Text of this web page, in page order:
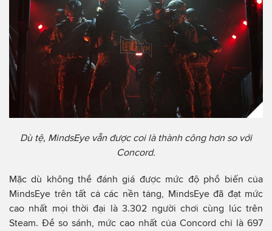
Dù tệ, MindsEye vẫn được coi là thành công hơn so với
Concord.
Mặc dù không thể đánh giá được mức độ phổ biến của
MindsEye trên tất cả các nền tảng, MindsEye đã đạt mức
cao nhất mọi thời đại là 3.302 người chơi cùng lúc trên
Steam. Để so sánh, mức cao nhất của Concord chỉ là 697